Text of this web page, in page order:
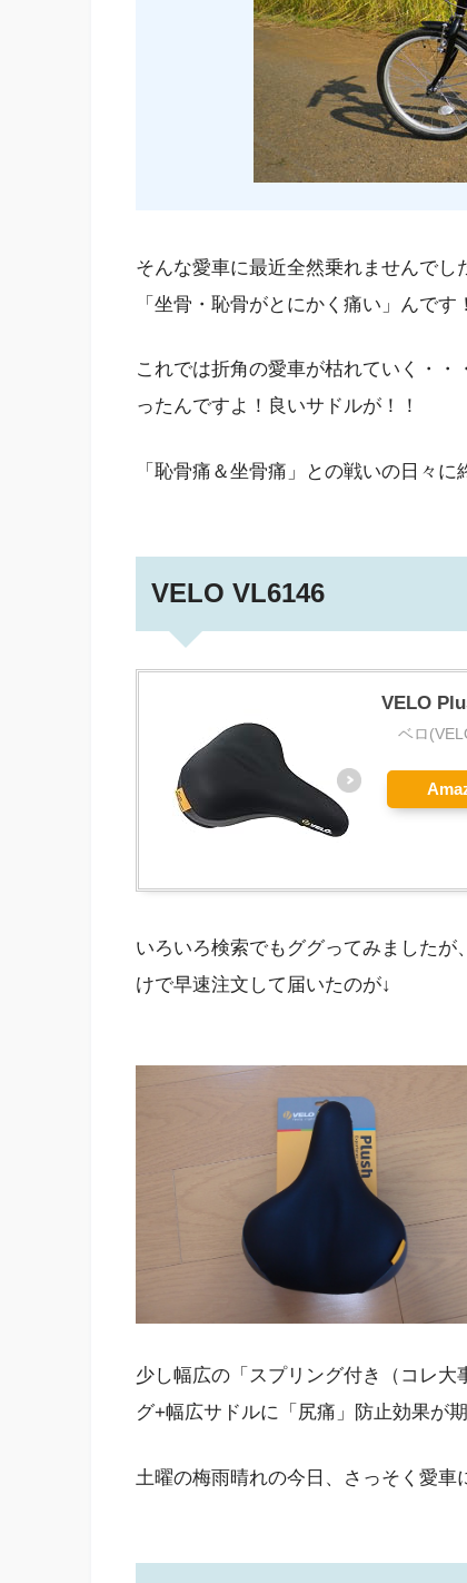
そんな愛車に最近全然乗れませんで
「坐骨・恥骨がとにかく痛い」んです
これでは折角の愛車が枯れていく・
ったんですよ！良いサドルが！！
「恥骨痛＆坐骨痛」との戦いの日々
VELO VL6146
VELO
ベロ
いろいろ検索でもググってみました
けで早速注文して届いたのが↓
少し幅広の「スプリング付き（コレ
グ+幅広サドルに「尻痛」防止効果が
土曜の梅雨晴れの今日、さっそく愛車